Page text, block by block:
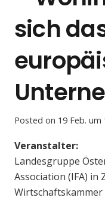
sich
Posted on 19 Feb. um
Veranstalter:
Landesgruppe
Association (IFA)
Wirtschaftskammer